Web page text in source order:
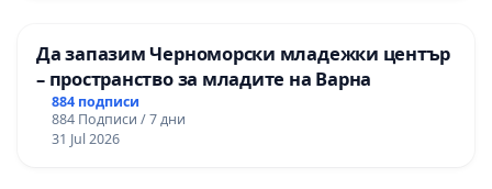
Да запазим Черноморски младежки център
– пространство за младите на Варна
884 подписи
884 Подписи / 7 дни
31 Jul 2026